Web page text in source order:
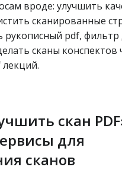
вроде: улучшить
сканированные
рукописный pdf, фильтр
сканы конспектов
скан
для
сканов